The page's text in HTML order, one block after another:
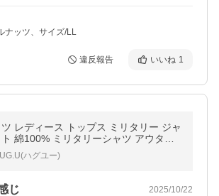
ナッツ、サイズ/LL
違反報告 いいね 1
レディース トップス ミリタリー ジャ
綿100% ミリタリーシャツ アウター
厚手 羽織ハグユー)
じ 2025/10/22